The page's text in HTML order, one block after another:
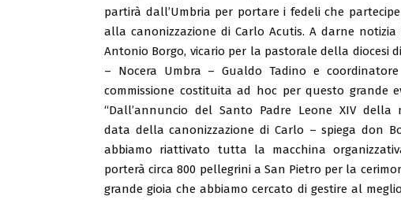
partirà dall’Umbria per portare i fedeli che
alla canonizzazione di Carlo Acutis. A darne notizia
Antonio Borgo, vicario per la pastorale della diocesi di
– Nocera Umbra – Gualdo Tadino e
commissione costituita ad hoc per questo grande
“Dall’annuncio del Santo Padre Leone XIV della
data della canonizzazione di Carlo – spiega don
abbiamo riattivato tutta la macchina
porterà circa 800 pellegrini a San Pietro per la
grande gioia che abbiamo cercato di gestire al